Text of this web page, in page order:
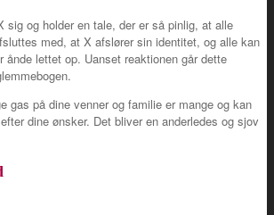
sig og holder en tale, der er så pinlig, at alle
med, at X afslører sin identitet, og alle kan
ånde lettet op. Uanset reaktionen går dette
gas på dine venner og familie er mange og kan
dine ønsker. Det bliver en anderledes og sjov